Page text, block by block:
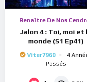
Renaître De Nos
Jalon 4 : Toi, moi et
monde (S1 Ep41)
Viter7960
4
Passés